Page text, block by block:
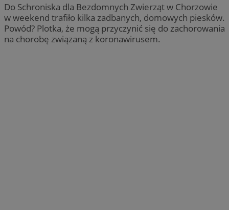
Do Schroniska dla Bezdomnych Zwierząt w Chorzowie
w weekend trafiło kilka zadbanych, domowych piesków.
Powód? Plotka, że mogą przyczynić się do zachorowania
na chorobę związaną z koronawirusem.